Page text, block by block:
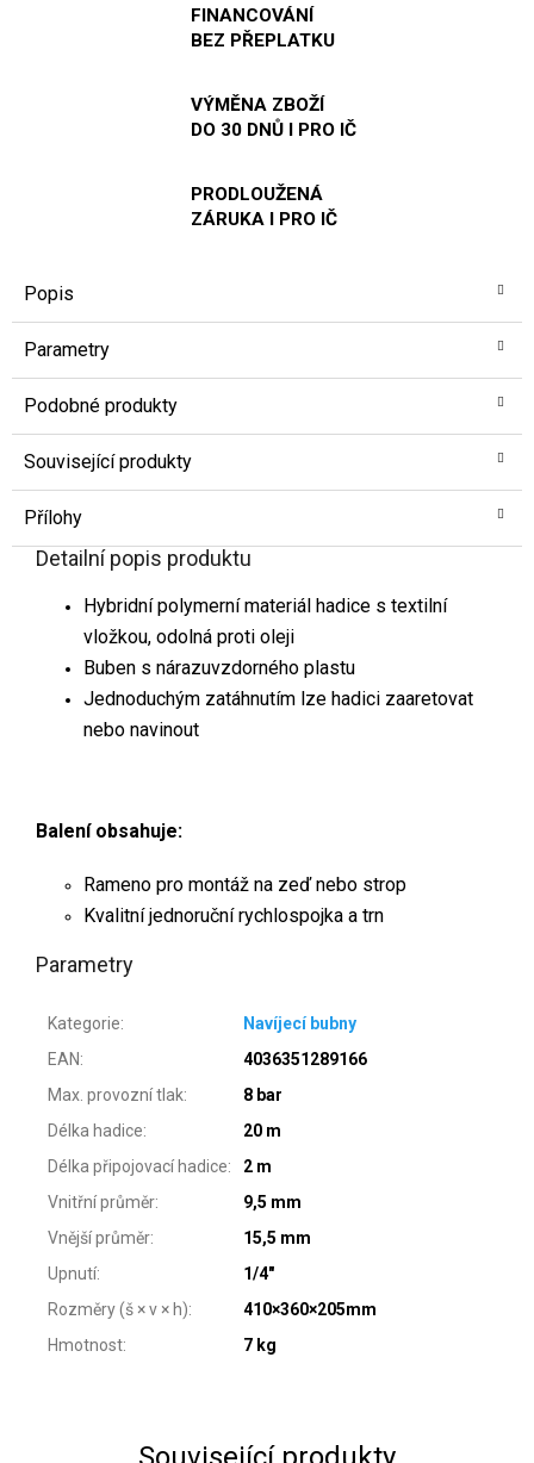
FINANCOVÁNÍ
BEZ PŘEPLATKU
VÝMĚNA ZBOŽÍ
DO 30 DNŮ I PRO IČ
PRODLOUŽENÁ
ZÁRUKA I PRO IČ
Popis
Parametry
Podobné produkty
Související produkty
Přílohy
Detailní popis produktu
Hybridní polymerní materiál hadice s textilní
vložkou, odolná proti oleji
Buben s nárazuvzdorného plastu
Jednoduchým zatáhnutím lze hadici zaaretovat
nebo navinout
Balení obsahuje:
Rameno pro montáž na zeď nebo strop
Kvalitní jednoruční rychlospojka a trn
Parametry
Kategorie:
Navíjecí bubny
EAN:
4036351289166
Max. provozní tlak:
8 bar
Délka hadice:
20 m
Délka připojovací hadice:
2 m
Vnitřní průměr:
9,5 mm
Vnější průměr:
15,5 mm
Upnutí:
1/4"
Rozměry (š × v × h):
410×360×205mm
Hmotnost: 7 kg